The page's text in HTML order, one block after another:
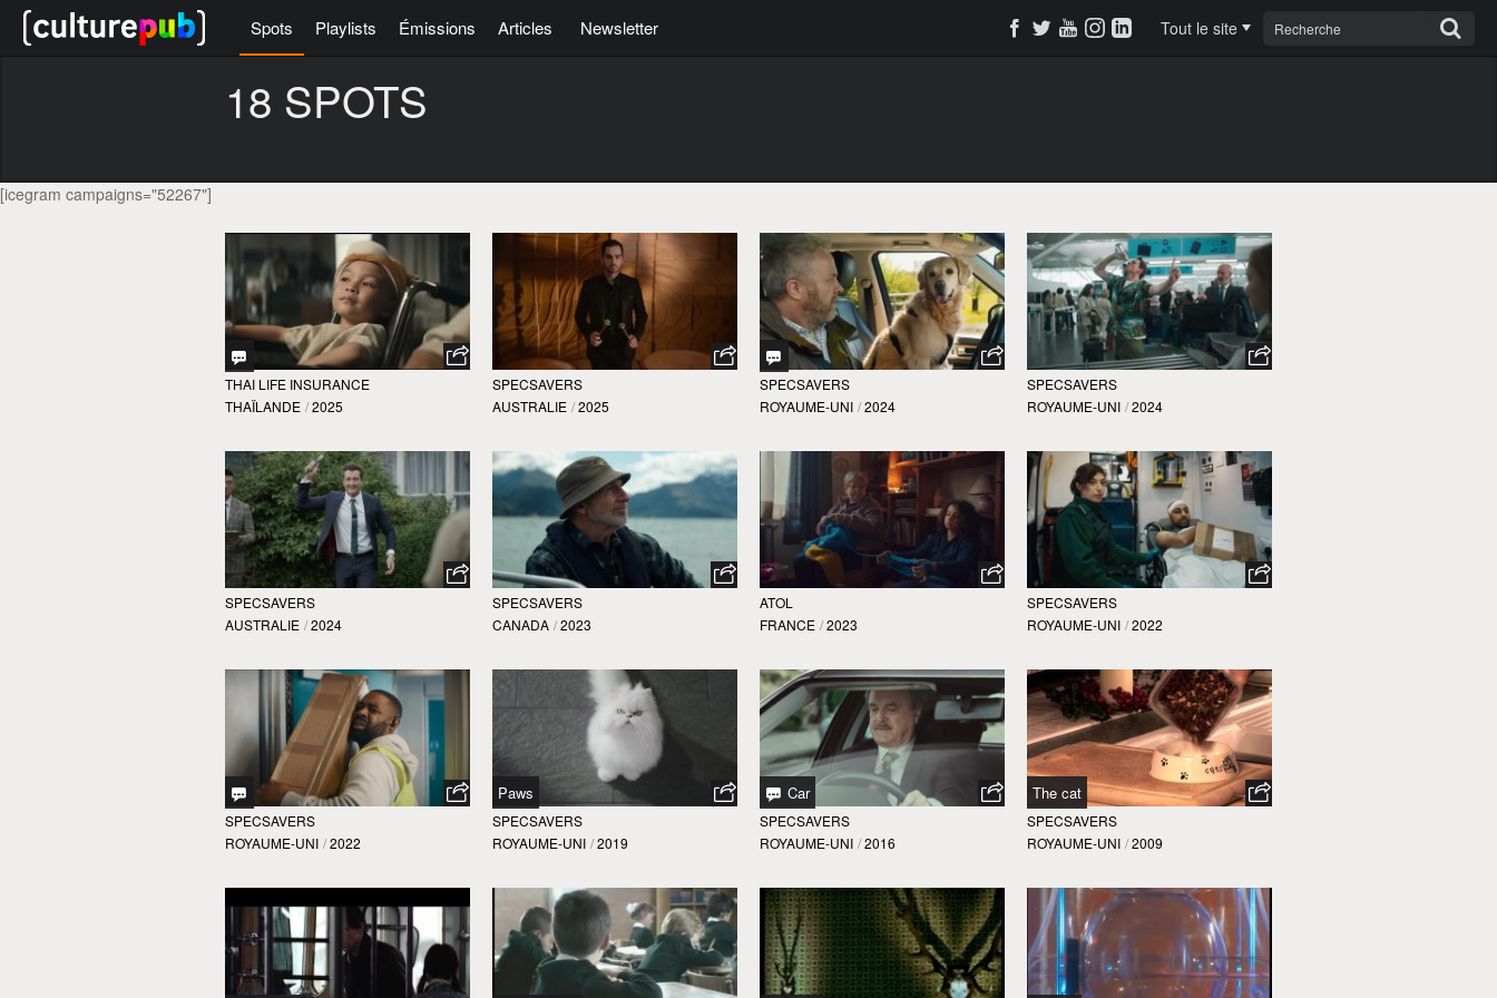
Spots Playlists Émissions Articles Newsletter Tout le site
18 SPOTS
[icegram campaigns="52267"]
THAI LIFE INSURANCE
THAÏLANDE / 2025
SPECSAVERS
AUSTRALIE / 2025
SPECSAVERS
ROYAUME-UNI / 2024
SPECSAVERS
ROYAUME-UNI / 2024
SPECSAVERS
AUSTRALIE / 2024
SPECSAVERS
CANADA / 2023
ATOL
FRANCE / 2023
SPECSAVERS
ROYAUME-UNI / 2022
SPECSAVERS
ROYAUME-UNI / 2022
Paws
SPECSAVERS
ROYAUME-UNI / 2019
Car
SPECSAVERS
ROYAUME-UNI / 2016
The cat
SPECSAVERS
ROYAUME-UNI / 2009